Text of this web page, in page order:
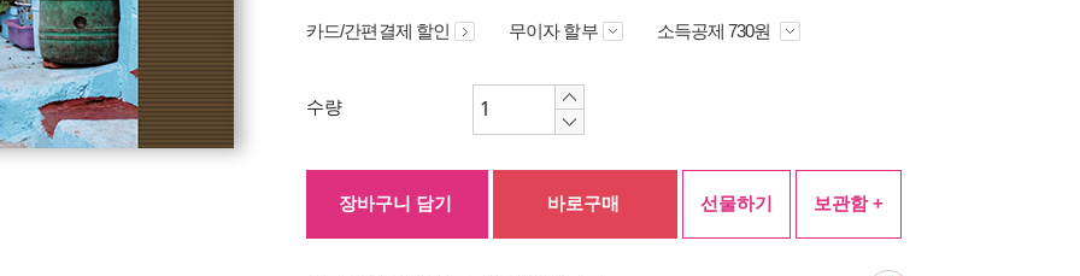
카드/간편결제 할인 무이자 할부 소득공제 730원
수량
장바구니 담기 바로구매 선물하기 보관함 +